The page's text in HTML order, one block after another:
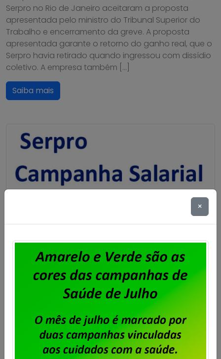
Serpro no Rio de Janeiro aceitaram a proposta
apresentada pelo ministro do Tribunal Superior do
Trabalho e encerramento da greve. A proposta
apresentada garante o retorno do ganho real, que o
Serpro havia retirado quando ingressou com dissídio
coletivo. A empresa também […]
Saiba mais
Serpro urgente – assembleia de
campanha salarial amanhã, dia
06/09, às 12h30m
Publicado porImprensaem05/09/2024.
Para atender ao que ficou acordado com o ministro
do Tribunal Superior do Trabalho hoje (05/09), em
×